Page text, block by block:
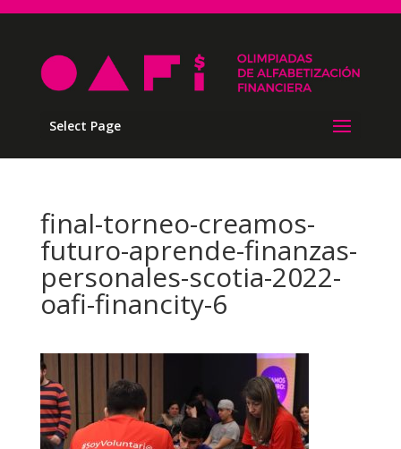
Select Page
final-torneo-creamos-
futuro-aprende-finanzas-
personales-scotia-2022-
oafi-financity-6